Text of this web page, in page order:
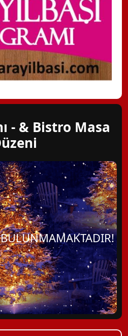
- & Bistro Masa